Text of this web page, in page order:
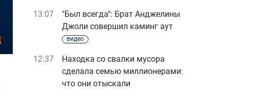
13:07
"Был всегда": Брат Анджелины
Джоли совершил каминг аут
видео
12:37
Находка со свалки мусора
сделала семью миллионерами:
что они отыскали